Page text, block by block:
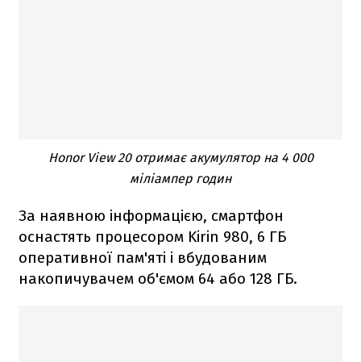
Honor View 20 отримає акумулятор на 4 000
міліампер годин
За наявною інформацією, смартфон
оснастять процесором Kirin 980, 6 ГБ
оперативної пам'яті і вбудованим
накопичувачем об'ємом 64 або 128 ГБ.